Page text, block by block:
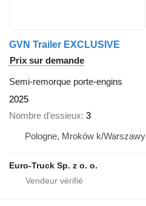
GVN Trailer EXCLUSIVE
Prix sur demande
Semi-remorque porte-engins
2025
Nombre d'essieux 3
Pologne, Mroków k/Warszawy
Euro-Truck Sp. z o. o.